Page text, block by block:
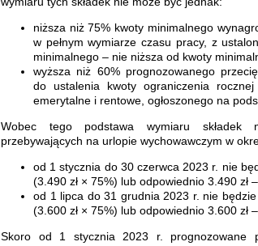
niższa niż 75% kwoty minimalnego
w pełnym wymiarze czasu pracy, z
minimalnego – nie niższa od kwoty
wyższa niż 60% prognozowanego
do ustalenia kwoty ograniczenia
emerytalne i rentowe, ogłoszonego na
Wobec tego podstawa wymiaru składek
przebywających na urlopie wychowawczym w
od 1 stycznia do 30 czerwca 2023 r. nie
(3.490 zł × 75%) lub odpowiednio 3.490 zł
od 1 lipca do 31 grudnia 2023 r. nie
(3.600 zł × 75%) lub odpowiednio 3.600 zł
Skoro od 1 stycznia 2023 r. prognozowane